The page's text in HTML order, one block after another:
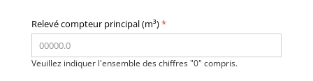
Relevé compteur principal (m³)*
Veuillez indiquer l'ensemble des chiffres "0" compris.